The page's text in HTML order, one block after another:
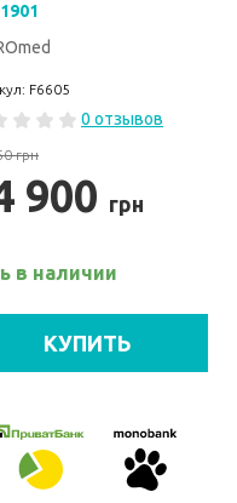
1901
F6605
0 отзывов
грн
900 грн
в наличии
КУПИТЬ